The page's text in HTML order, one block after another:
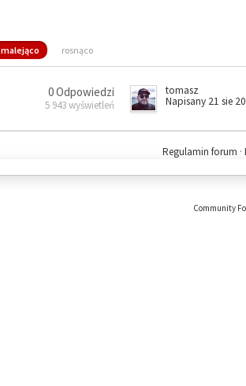
malejąco rosnąco
0 Odpowiedzi
5 943 wyświetleń
tomasz
Napisany 21 sie
Regulamin forum ·
Community